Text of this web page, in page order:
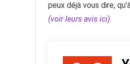
peux déjà vous dire,
(voir leurs avis ici).